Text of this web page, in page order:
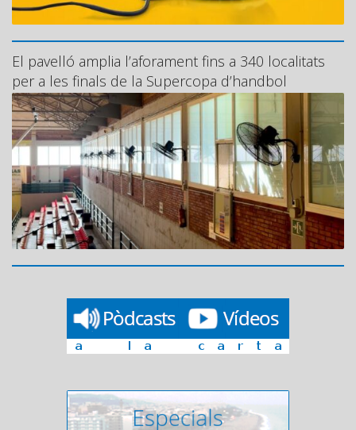
El pavelló amplia l’aforament fins a 340 localitats
per a les finals de la Supercopa d’handbol